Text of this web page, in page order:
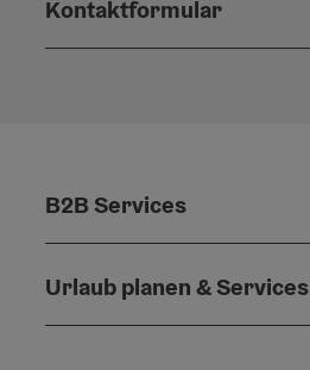
Kontaktformular
B2B Services
Urlaub planen & Services